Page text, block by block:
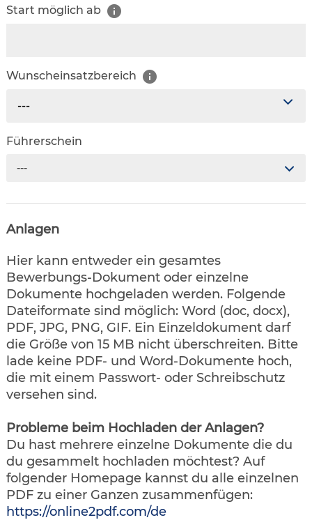
Start möglich ab
Wunscheinsatzbereich
---
Führerschein
---
Anlagen
Hier kann entweder ein gesamtes
Bewerbungs-Dokument oder einzelne
Dokumente hochgeladen werden. Folgende
Dateiformate sind möglich: Word (doc, docx),
PDF, JPG, PNG, GIF. Ein Einzeldokument darf
die Größe von 15 MB nicht überschreiten. Bitte
lade keine PDF- und Word-Dokumente hoch,
die mit einem Passwort- oder Schreibschutz
versehen sind.
Probleme beim Hochladen der Anlagen?
Du hast mehrere einzelne Dokumente die du
du gesammelt hochladen möchtest? Auf
folgender Homepage kannst du alle einzelnen
PDF zu einer Ganzen zusammenfügen:
https://online2pdf.com/de